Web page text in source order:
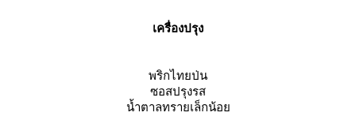
เครื่องปรุง
พริกไทยป่น
ซอสปรุงรส
น้ำตาลทรายเล็กน้อ